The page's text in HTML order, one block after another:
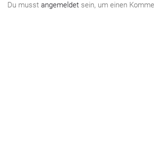
Du musst angemeldet sein, um einen